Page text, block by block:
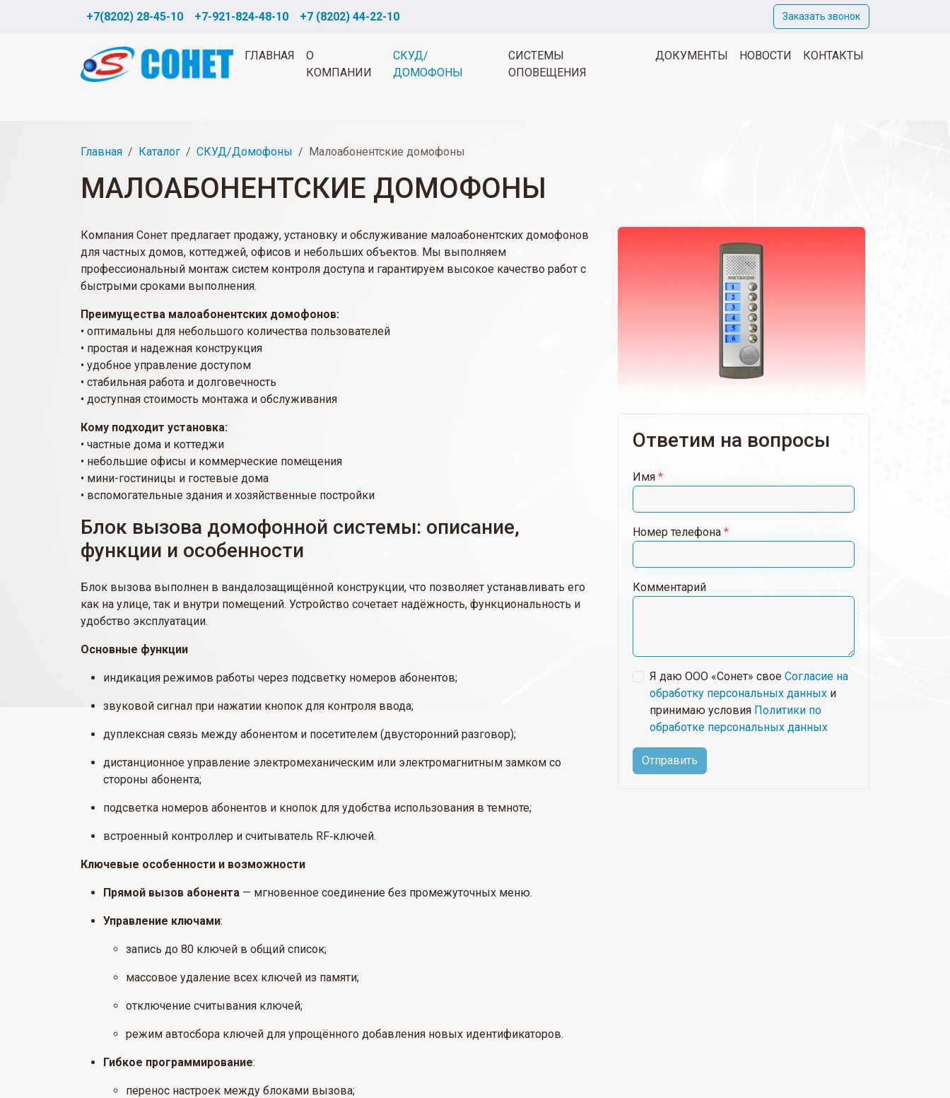
+7(8202) 28-45-10 +7-921-824-48-10 +7 (8202) 44-22-10 Заказать звонок
ГЛАВНАЯ
О
КОМПАНИИ
СКУД/
ДОМОФОНЫ
СИСТЕМЫ
ОПОВЕЩЕНИЯ
ДОКУМЕНТЫ НОВОСТИ КОНТАКТЫ
Главная Каталог СКУД/Домофоны Малоабонентские домофоны
МАЛОАБОНЕНТСКИЕ ДОМОФОНЫ
Компания Сонет предлагает продажу, установку и обслуживание малоабонентских домофонов
для частных домов, коттеджей, офисов и небольших объектов. Мы выполняем
профессиональный монтаж систем контроля доступа и гарантируем высокое качество работ с
быстрыми сроками выполнения.
Преимущества малоабонентских домофонов:
• оптимальны для небольшого количества пользователей
• простая и надежная конструкция
• удобное управление доступом
• стабильная работа и долговечность
• доступная стоимость монтажа и обслуживания
Кому подходит установка:
• частные дома и коттеджи
• небольшие офисы и коммерческие помещения
• мини-гостиницы и гостевые дома
• вспомогательные здания и хозяйственные постройки
Блок вызова домофонной системы: описание,
функции и особенности
Блок вызова выполнен в вандалозащищённой конструкции, что позволяет устанавливать его
как на улице, так и внутри помещений. Устройство сочетает надёжность, функциональность и
удобство эксплуатации.
Основные функции
индикация режимов работы через подсветку номеров абонентов;
звуковой сигнал при нажатии кнопок для контроля ввода;
дуплексная связь между абонентом и посетителем (двусторонний разговор);
дистанционное управление электромеханическим или электромагнитным замком со
стороны абонента;
подсветка номеров абонентов и кнопок для удобства использования в темноте;
встроенный контроллер и считыватель RF‑ключей.
Ключевые особенности и возможности
Прямой вызов абонента — мгновенное соединение без промежуточных меню.
Управление ключами:
запись до 80 ключей в общий список;
массовое удаление всех ключей из памяти;
отключение считывания ключей;
режим автосбора ключей для упрощённого добавления новых идентификаторов.
Гибкое программирование:
перенос настроек между блоками вызова;
Ответим на вопросы
Имя *
Номер телефона *
Комментарий
Я даю ООО «Сонет» свое Согласие на
обработку персональных данных и
принимаю условия Политики по
обработке персональных данных
Отправить